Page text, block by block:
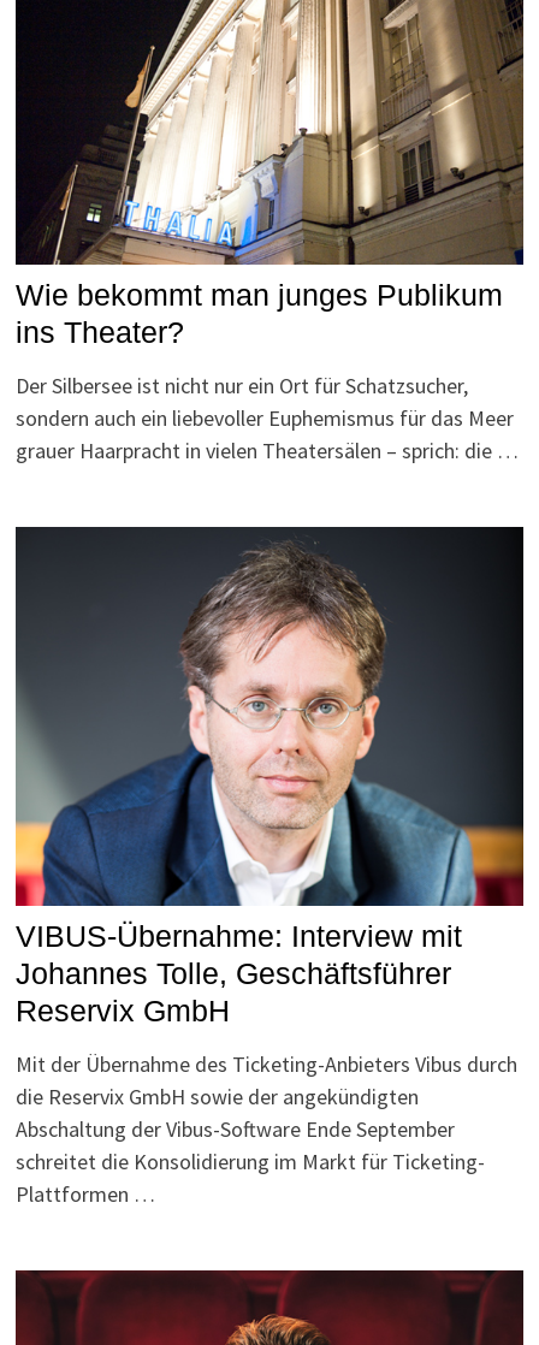
Wie bekommt man junges Publikum
ins Theater?
Der Silbersee ist nicht nur ein Ort für Schatzsucher,
sondern auch ein liebevoller Euphemismus für das Meer
grauer Haarpracht in vielen Theatersälen – sprich: die …
VIBUS-Übernahme: Interview mit
Johannes Tolle, Geschäftsführer
Reservix GmbH
Mit der Übernahme des Ticketing-Anbieters Vibus durch
die Reservix GmbH sowie der angekündigten
Abschaltung der Vibus-Software Ende September
schreitet die Konsolidierung im Markt für Ticketing-
Plattformen …